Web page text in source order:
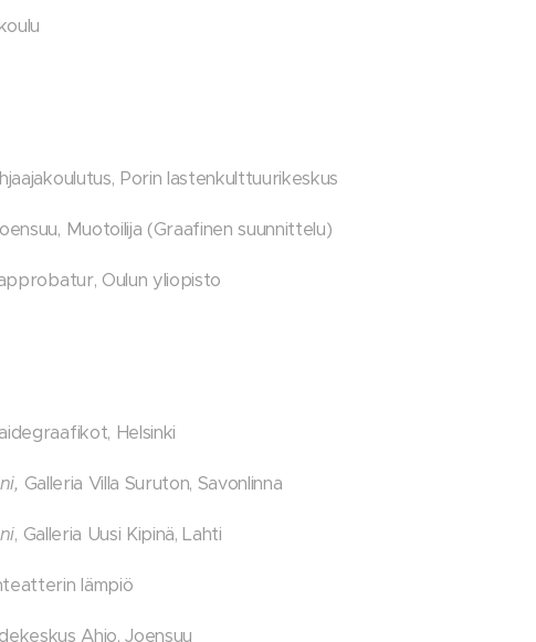
Porin lastenkulttuurikeskus
Muotoilija (Graafinen suunnittelu)
Oulun yliopisto
Helsinki
Galleria Villa Suruton, Savonlinna
, Galleria Uusi Kipinä, Lahti
lämpiö
Ahjo, Joensuu